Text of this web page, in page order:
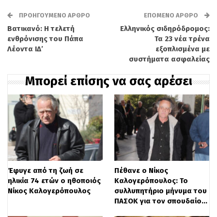
κορίτσι που μας εκπροσώπησε επάξια
στηνEurovision
και μας έκανε
υπερήφανους, αγγίζοντας τις καρδιές μας
με το ταλέντο, το ήθος, τη δύναμη και την
ποιότητα του χαρακτήρα της.
Η Κλαυδία απέδειξε, κερδίζοντας κοινό
και επιτροπές,ότι η καλή μουσική και η
ελληνική παράδοση έχουν τη δύναμη να
ενώνουν τους λαούς, χωρίς εκπτώσεις,
εύκολους εντυπωσιασμούς και κλισέ.
Μίλησε για τον ξεριζωμό, και το έκανε με
σεβασμό και με δύναμη. Σήμερα,
ΠΡΟΗΓΟΎΜΕΝΟ ΆΡΘΡΟ
Βατικανό: Η τελετή
ενθρόνισης του Πάπα
Λέοντα ΙΔ’
ΕΠΌΜΕΝΟ ΆΡΘΡΟ
Ελληνικός σιδηρόδρομος:
Τα 23 νέα τρένα
εξοπλισμένα με
συστήματα ασφαλείας
Μπορεί επίσης να σας αρέσει
Έφυγε από τη ζωή σε
ηλικία 74 ετών ο ηθοποιός
Νίκος Καλογερόπουλος
Πέθανε ο Νίκος
Καλογερόπουλος: Το
συλλυπητήριο μήνυμα του
ΠΑΣΟΚ για τον σπουδαίο…